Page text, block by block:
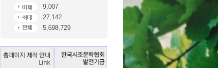
9,007
27,142
5,698,729